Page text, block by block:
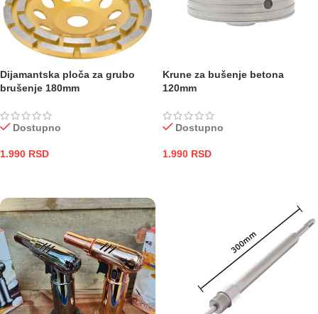
Dijamantska ploča za grubo
brušenje 180mm
Dostupno
1.990 RSD
Krune za bušenje betona
120mm
Dostupno
1.990 RSD